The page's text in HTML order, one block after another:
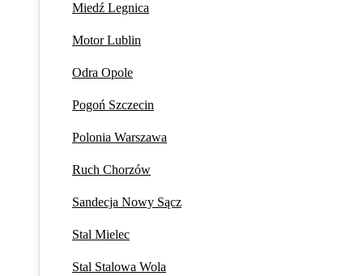
Miedź Legnica
Motor Lublin
Odra Opole
Pogoń Szczecin
Polonia Warszawa
Ruch Chorzów
Sandecja Nowy Sącz
Stal Mielec
Stal Stalowa Wola